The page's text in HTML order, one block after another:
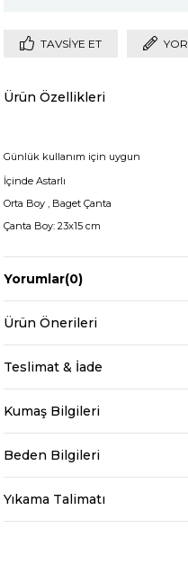
TAVSIYE ET
Ürün Özellikleri
Günlük kullanım için uygun
İçinde Astarlı
Orta Boy , Baget Çanta
Çanta Boy: 23x15 cm
Boy
Desen
Yorumlar(0)
Ürün Önerileri
Teslimat & İade
Kumaş Bilgileri
Beden Bilgileri
Yıkama Talimatı